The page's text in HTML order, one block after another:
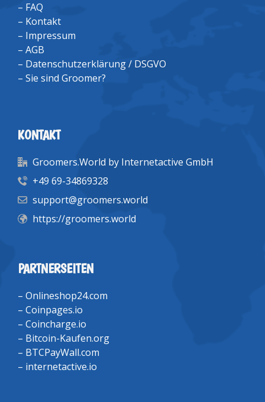
– FAQ
– Kontakt
– Impressum
– AGB
– Datenschutzerklärung / DSGVO
– Sie sind Groomer?
KONTAKT
Groomers.World by Internetactive GmbH
+49 69-34869328
support@groomers.world
https://groomers.world
PARTNERSEITEN
– Onlineshop24.com
– Coinpages.io
– Coincharge.io
– Bitcoin-Kaufen.org
– BTCPayWall.com
– internetactive.io